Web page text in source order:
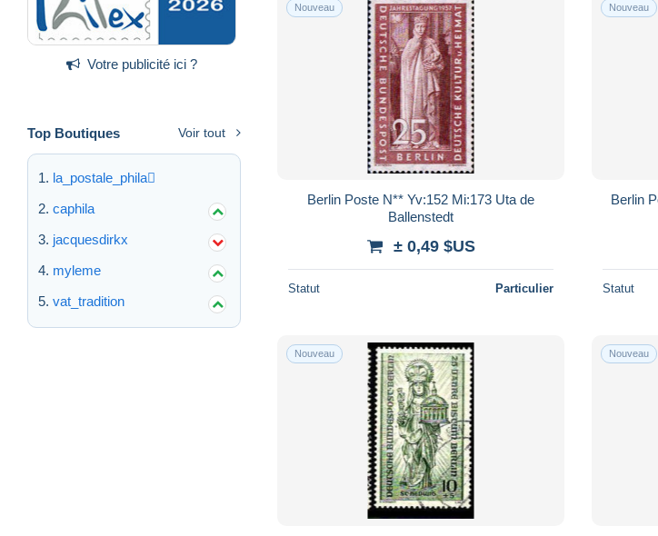
Votre publicité ici ?
Top Boutiques Voir tout
la_postale_phila
caphila
jacquesdirkx
myleme
vat_tradition
Nouveau
Berlin Poste N** Yv:152 Mi:173 Uta de
Ballenstedt
± 0,49 $US
Statut Particulier
Nouveau
Berlin
Statut
Nouveau Nouveau